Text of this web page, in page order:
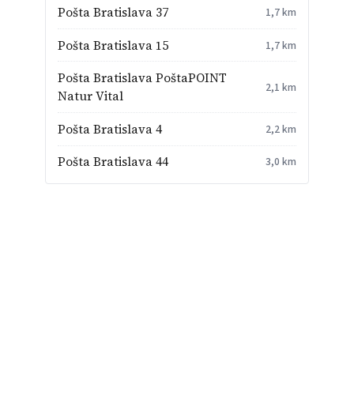
Pošta Bratislava 37 1,7 km
Pošta Bratislava 15 1,7 km
Pošta Bratislava PoštaPOINT
Natur Vital
2,1 km
Pošta Bratislava 4 2,2 km
Pošta Bratislava 44 3,0 km